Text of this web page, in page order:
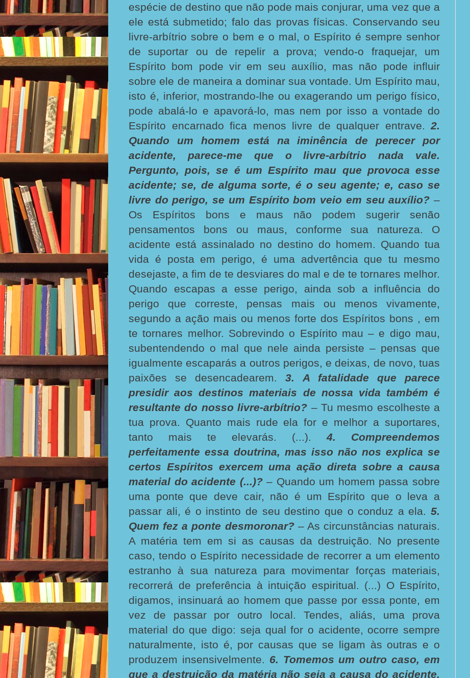
espécie de destino que não pode mais conjurar, uma vez que a
ele está submetido; falo das provas físicas. Conservando seu
livre-arbítrio sobre o bem e o mal, o Espírito é sempre senhor
de suportar ou de repelir a prova; vendo-o fraquejar, um
Espírito bom pode vir em seu auxílio, mas não pode influir
sobre ele de maneira a dominar sua vontade. Um Espírito mau,
isto é, inferior, mostrando-lhe ou exagerando um perigo físico,
pode abalá-lo e apavorá-lo, mas nem por isso a vontade do
Espírito encarnado fica menos livre de qualquer entrave. 2.
Quando um homem está na iminência de perecer por
acidente, parece-me que o livre-arbítrio nada vale.
Pergunto, pois, se é um Espírito mau que provoca esse
acidente; se, de alguma sorte, é o seu agente; e, caso se
livre do perigo, se um Espírito bom veio em seu auxílio? –
Os Espíritos bons e maus não podem sugerir senão
pensamentos bons ou maus, conforme sua natureza. O
acidente está assinalado no destino do homem. Quando tua
vida é posta em perigo, é uma advertência que tu mesmo
desejaste, a fim de te desviares do mal e de te tornares melhor.
Quando escapas a esse perigo, ainda sob a influência do
perigo que correste, pensas mais ou menos vivamente,
segundo a ação mais ou menos forte dos Espíritos bons , em
te tornares melhor. Sobrevindo o Espírito mau – e digo mau,
subentendendo o mal que nele ainda persiste – pensas que
igualmente escaparás a outros perigos, e deixas, de novo, tuas
paixões se desencadearem.3. A fatalidade que parece
presidir aos destinos materiais de nossa vida também é
resultante do nosso livre-arbítrio? – Tu mesmo escolheste a
tua prova. Quanto mais rude ela for e melhor a suportares,
tanto mais te elevarás. (...).4. Compreendemos
perfeitamente essa doutrina, mas isso não nos explica se
certos Espíritos exercem uma ação direta sobre a causa
material do acidente (...)?– Quando um homem passa sobre
uma ponte que deve cair, não é um Espírito que o leva a
passar ali, é o instinto de seu destino que o conduz a ela. 5.
Quem fez a ponte desmoronar? – As circunstâncias naturais.
A matéria tem em si as causas da destruição. No presente
caso, tendo o Espírito necessidade de recorrer a um elemento
estranho à sua natureza para movimentar forças materiais,
recorrerá de preferência à intuição espiritual. (...) O Espírito,
digamos, insinuará ao homem que passe por essa ponte, em
vez de passar por outro local. Tendes, aliás, uma prova
material do que digo: seja qual for o acidente, ocorre sempre
naturalmente, isto é, por causas que se ligam às outras e o
produzem insensivelmente. 6. Tomemos um outro caso, em
que a destruição da matéria não seja a causa do acidente.